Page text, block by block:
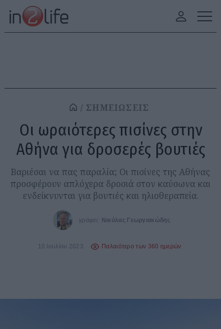
ΣΗΜΕΙΩΣΕΙΣ
Οι ωραιότερες πισίνες στην
Αθήνα για δροσερές βουτιές
Βαριέσαι να πας παραλία; Οι πισίνες της Αθήνας
προσφέρουν απλόχερα δροσιά στον καύσωνα και
ενδείκνυνται για βουτιές και ηλιοθεραπεία.
γράφει: Νικόλας Γεωργιακώδης
10 Ιουλίου 2023 Παλαιότερο των 360 ημερών